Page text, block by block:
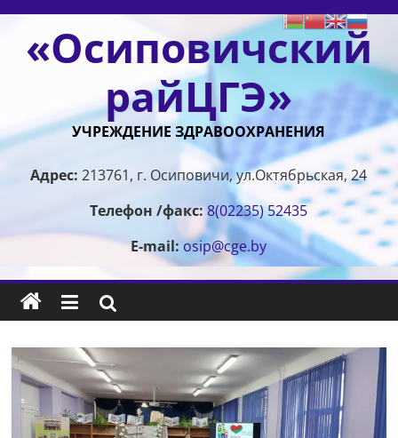
Перейти
содержимому
«Осиповичский
райЦГЭ»
УЧРЕЖДЕНИЕ ЗДРАВООХРАНЕНИЯ
Адрес: 213761, г. Осиповичи, ул.Октябрьская, 24
Телефон /факс:8(02235) 52435
E-mail: osip@cge.by